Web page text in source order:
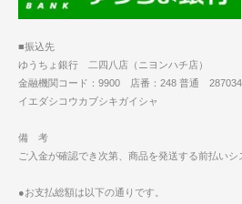
■振込先
ゆうちょ銀行 二四八店（ニヨンハチ店）
金融機関コード：9900 店番：248 普通
イエダシコウカブシキガイシャ
備 考
ご入金が確認でき次第、商品を発送する前払いシ
●お支払総額は以下の通りです。